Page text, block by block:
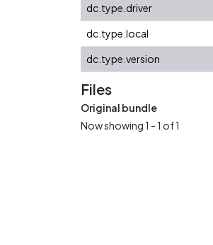
dc.type.driver
dc.type.local
dc.type.version
Files
Original bundle
Now showing1 - 1 of 1